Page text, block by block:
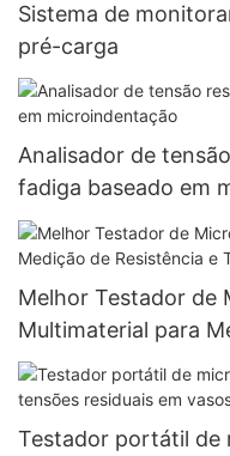
Sistema de
pré-carga
Analisador de
fadiga baseado em
Melhor Testador de
Multimaterial para
Tensão - Zhanghua
Testador portátil de